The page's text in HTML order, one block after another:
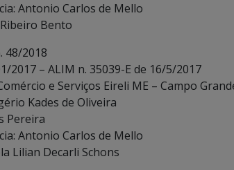
Antonio Carlos de Mello
Bento
48/2018
2017 – ALIM n. 35039-E de 16/5/2017
e Serviços Eireli ME – Campo
Kades de Oliveira
Pereira
Antonio Carlos de Mello
Lilian Decarli Schons